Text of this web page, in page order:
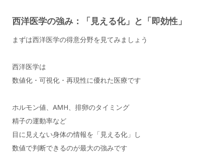
西洋医学の強み：「見える化」と「即効性」
まずは西洋医学の得意分野を見てみましょう
西洋医学は
数値化・可視化・再現性に優れた医療です
ホルモン値、AMH、排卵のタイミング
精子の運動率など
目に見えない身体の情報を「見える化」し
数値で判断できるのが最大の強みです